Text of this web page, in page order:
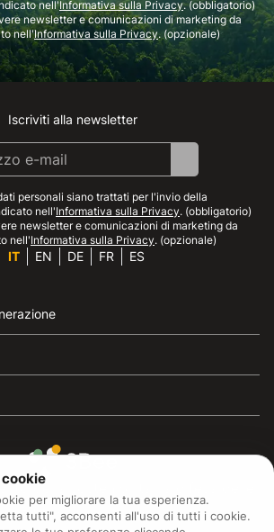
nell'Informativa sulla Privacy. (obbligatorio)
newsletter e comunicazioni di marketing da
nell'Informativa sulla Privacy. (opzionale)
Instagram
Facebook
Linkedin
Youtube
Iscriviti alla newsletter
personali siano trattati per l'invio della
nell'Informativa sulla Privacy. (obbligatorio)
newsletter e comunicazioni di marketing da
nell'Informativa sulla Privacy. (opzionale)
IT EN DE FR ES
della sostenibilità, la difesa delle
e della biodiversità
per migliorare la tua esperienza.
tutti", acconsenti all'uso di tutti i cookie.